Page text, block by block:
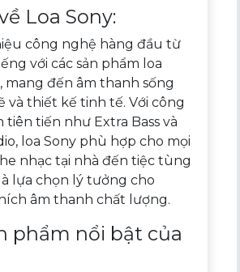
Loa Sony:
công nghệ hàng đầu từ
với các sản phẩm loa
mang đến âm thanh sống
và thiết kế tinh tế. Với công
tiến như Extra Bass và
loa Sony phù hợp cho mọi
nhạc tại nhà đến tiệc tùng
lựa chọn lý tưởng cho
âm thanh chất lượng.
phẩm nổi bật của